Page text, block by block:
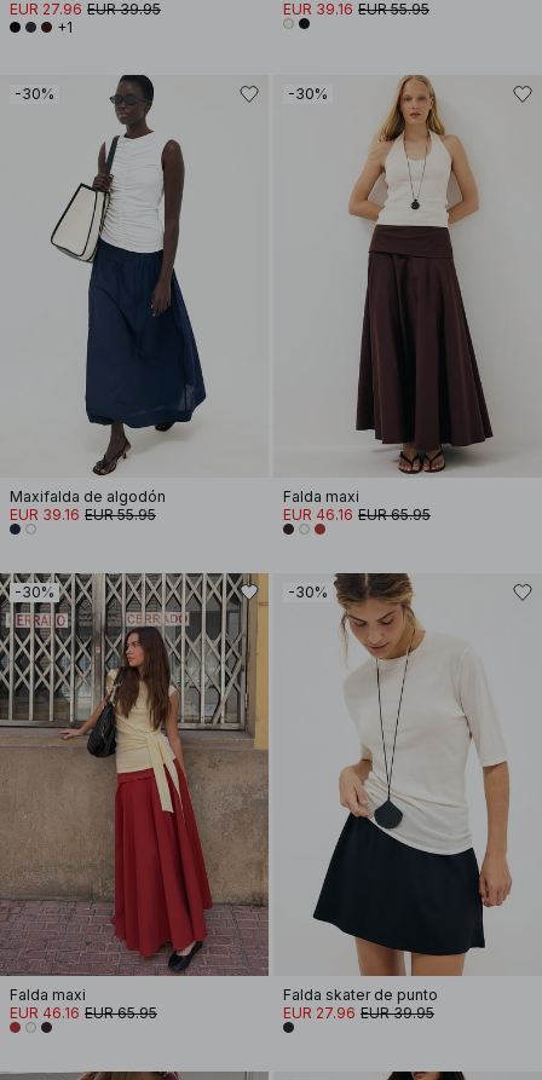
EUR 27.96 EUR 39.95
+1
EUR 39.16 EUR 55.95
-30%
Maxifalda de algodón
EUR 39.16 EUR 55.95
-30%
Falda maxi
EUR 46.16 EUR 65.95
-30%
Falda maxi
EUR 46.16 EUR 65.95
-30%
Falda skater de punto
EUR 27.96 EUR 39.95